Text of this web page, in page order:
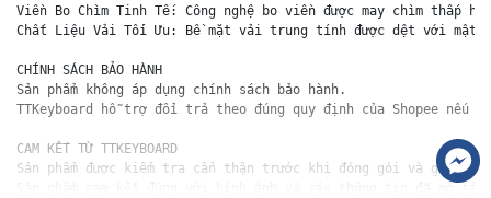
Viền Bo Chìm Tinh Tế: Công nghệ bo viền được may chìm
Chất Liệu Vải Tối Ưu: Bề mặt vải trung tính được dệt với mật
CHÍNH SÁCH BẢO HÀNH
Sản phẩm không áp dụng chính sách bảo hành.
TTKeyboard hỗ trợ đổi trả theo đúng quy định của Shopee
CAM KẾT TỪ TTKEYBOARD
Sản phẩm được kiểm tra cẩn thận trước khi đóng gói và gửi đến
Sản phẩm cam kết đúng với hình ảnh và các thông tin đã mô tả.